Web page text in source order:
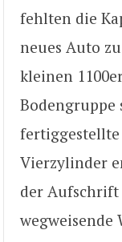
fehlten die
neues Auto
kleinen
Bodengruppe
fertiggestellte
Vierzylinder
der Aufschrift
wegweisende